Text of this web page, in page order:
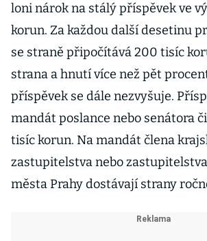
loni nárok na stálý příspěvek ve
korun. Za každou další desetinu
se straně připočítává 200 tisíc
strana a hnutí více než pět
příspěvek se dále nezvyšuje.
mandát poslance nebo senátora
tisíc korun. Na mandát člena
zastupitelstva nebo
města Prahy dostávají strany